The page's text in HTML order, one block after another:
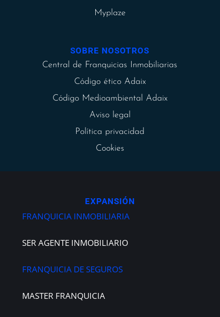
Myplaze
SOBRE NOSOTROS
Central de Franquicias Inmobiliarias
Código ético Adaix
Código Medioambiental Adaix
Aviso legal
Política privacidad
Cookies
EXPANSIÓN
FRANQUICIA INMOBILIARIA
SER AGENTE INMOBILIARIO
FRANQUICIA DE SEGUROS
MASTER FRANQUICIA